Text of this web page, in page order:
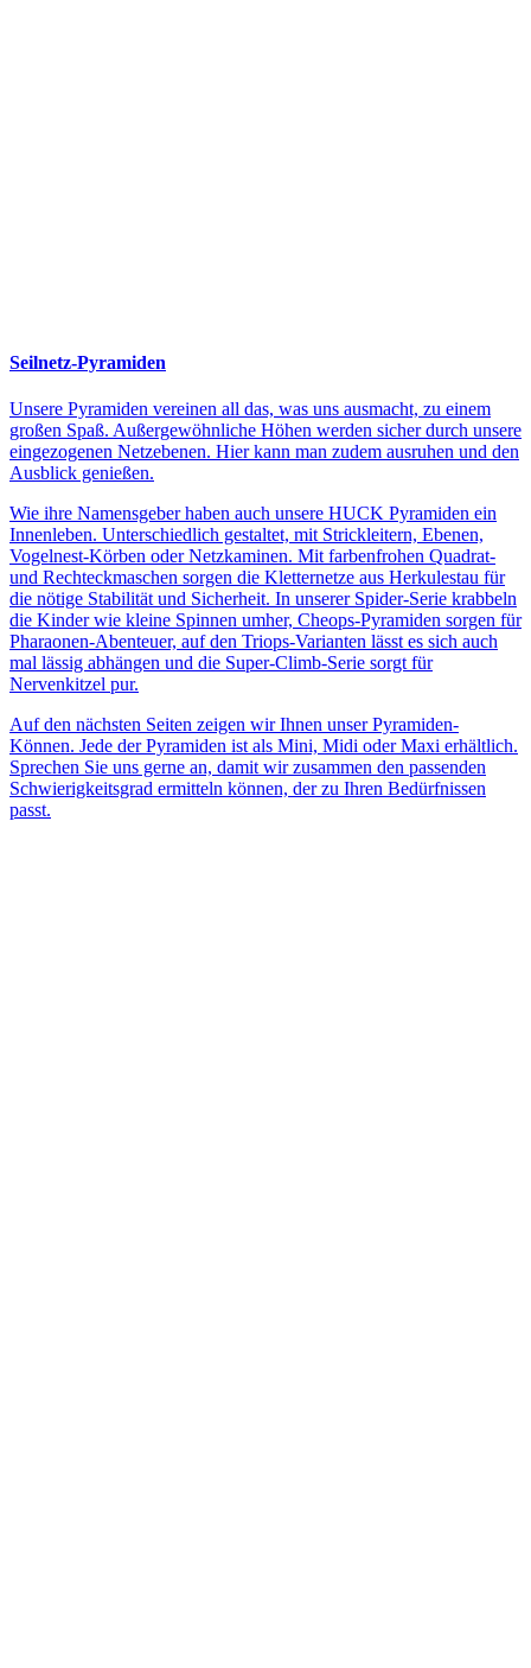
Seilnetz-Pyramiden
Unsere Pyramiden vereinen all das, was uns ausmacht, zu einem
großen Spaß. Außergewöhnliche Höhen werden sicher durch unsere
eingezogenen Netzebenen. Hier kann man zudem ausruhen und den
Ausblick genießen.
Wie ihre Namensgeber haben auch unsere HUCK Pyramiden ein
Innenleben. Unterschiedlich gestaltet, mit Strickleitern, Ebenen,
Vogelnest-Körben oder Netzkaminen. Mit farbenfrohen Quadrat-
und Rechteckmaschen sorgen die Kletternetze aus Herkulestau für
die nötige Stabilität und Sicherheit. In unserer Spider-Serie krabbeln
die Kinder wie kleine Spinnen umher, Cheops-Pyramiden sorgen für
Pharaonen-Abenteuer, auf den Triops-Varianten lässt es sich auch
mal lässig abhängen und die Super-Climb-Serie sorgt für
Nervenkitzel pur.
Auf den nächsten Seiten zeigen wir Ihnen unser Pyramiden-
Können. Jede der Pyramiden ist als Mini, Midi oder Maxi erhältlich.
Sprechen Sie uns gerne an, damit wir zusammen den passenden
Schwierigkeitsgrad ermitteln können, der zu Ihren Bedürfnissen
passt.